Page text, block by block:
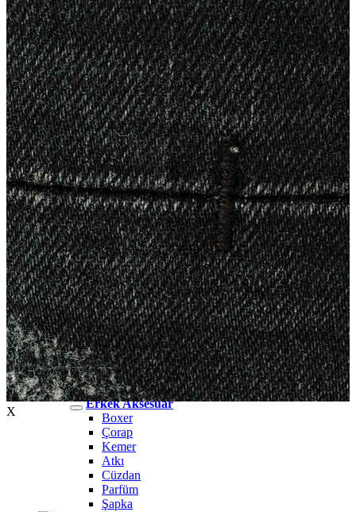
Jean
Jean
Öne Çıkanlar
Öne Çıkanlar
Yeni Sezon
Kadın Jean
Kadın Jean
Pantolon
Ceket
Gömlek
Elbise
Etek
Erkek Jean
Erkek Jean
Pantolon
Ceket
Gömlek
Aksesuar
Aksesuar
Kadın Aksesuar
Kadın Aksesuar
Çorap
Bere
Eldiven
Kemer
Parfüm
Erkek Aksesuar
Erkek Aksesuar
Boxer
Çorap
Kemer
Atkı
Cüzdan
Parfüm
Şapka
X